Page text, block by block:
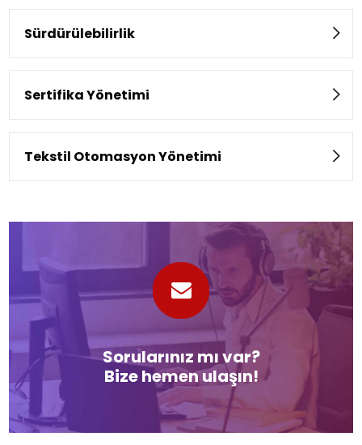
Sürdürülebilirlik
Sertifika Yönetimi
Tekstil Otomasyon Yönetimi
Sorularınız mı var?
Bize hemen ulaşın!